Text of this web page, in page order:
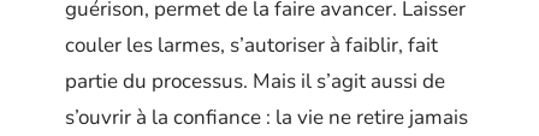
guérison, permet de la faire avancer. Laisser
couler les larmes, s’autoriser à faiblir, fait
partie du processus. Mais il s’agit aussi de
s’ouvrir à la confiance : la vie ne retire jamais